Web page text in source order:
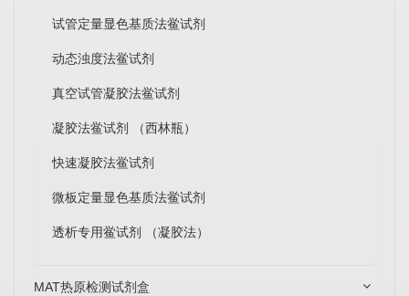
试管定量显色基质法鲎试剂
动态浊度法鲎试剂
真空试管凝胶法鲎试剂
凝胶法鲎试剂 （西林瓶）
快速凝胶法鲎试剂
微板定量显色基质法鲎试剂
透析专用鲎试剂 （凝胶法）
MAT热原检测试剂盒